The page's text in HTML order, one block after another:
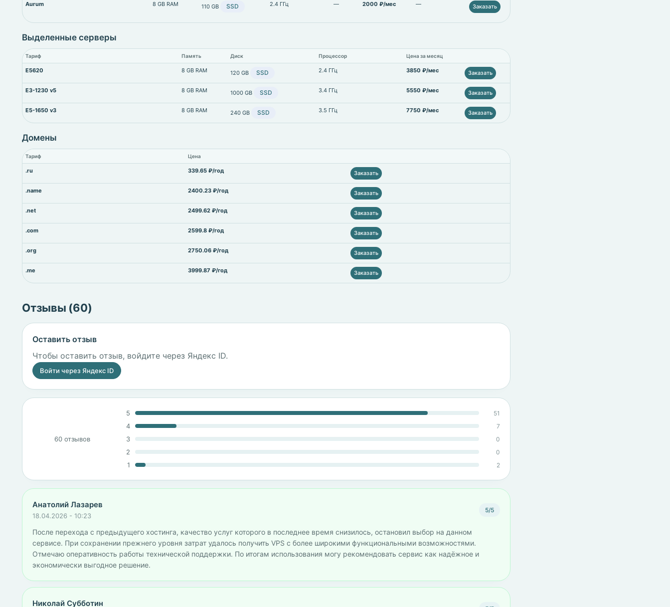
Aurum 8 GB RAM 110 GB SSD 2.4 ГГц — 2000 ₽/мес — Заказать
Выделенные серверы
Тариф Память Диск Процессор Цена за месяц
E5620 8 GB RAM 120 GB SSD 2.4 ГГц 3850 ₽/мес Заказать
E3-1230 v5 8 GB RAM 1000 GB SSD 3.4 ГГц 5550 ₽/мес Заказать
E5-1650 v3 8 GB RAM 240 GB SSD 3.5 ГГц 7750 ₽/мес Заказать
Домены
Тариф Цена
.ru 339.65 ₽/год Заказать
.name 2400.23 ₽/год Заказать
.net 2499.62 ₽/год Заказать
.com 2599.8 ₽/год Заказать
.org 2750.06 ₽/год Заказать
.me 3999.87 ₽/год Заказать
Отзывы (60)
Оставить отзыв
Чтобы оставить отзыв, войдите через Яндекс ID.
Войти через Яндекс ID
60 отзывов
5 51
4 7
3 0
2 0
1 2
Анатолий Лазарев
18.04.2026 - 10:23
5/5
После перехода с предыдущего хостинга, качество услуг которого в последнее время снизилось, остановил выбор на данном
сервисе. При сохранении прежнего уровня затрат удалось получить VPS с более широкими функциональными возможностями.
Отмечаю оперативность работы технической поддержки. По итогам использования могу рекомендовать сервис как надёжное и
экономически выгодное решение.
Николай Субботин